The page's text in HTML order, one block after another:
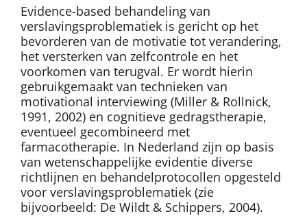
Evidence-based behandeling van
verslavingsproblematiek is gericht op het
bevorderen van de motivatie tot verandering,
het versterken van zelfcontrole en het
voorkomen van terugval. Er wordt hierin
gebruikgemaakt van technieken van
motivational interviewing (Miller & Rollnick,
1991, 2002) en cognitieve gedragstherapie,
eventueel gecombineerd met
farmacotherapie. In Nederland zijn op basis
van wetenschappelijke evidentie diverse
richtlijnen en behandelprotocollen opgesteld
voor verslavingsproblematiek (zie
bijvoorbeeld: De Wildt & Schippers, 2004).